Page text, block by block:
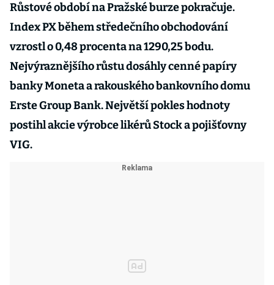
Růstové období na Pražské burze pokračuje.
Index PX během středečního obchodování
vzrostl o 0,48 procenta na 1290,25 bodu.
Nejvýraznějšího růstu dosáhly cenné papíry
banky Moneta a rakouského bankovního domu
Erste Group Bank. Největší pokles hodnoty
postihl akcie výrobce likérů Stock a pojišťovny
VIG.